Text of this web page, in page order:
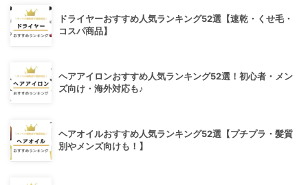
ドライヤーおすすめ人気ランキング52選【速乾・くせ毛・
コスパ商品】
ヘアアイロンおすすめ人気ランキング52選！初心者・メン
ズ向け・海外対応も♪
ヘアオイルおすすめ人気ランキング52選【プチプラ・髪質
別やメンズ向けも！】